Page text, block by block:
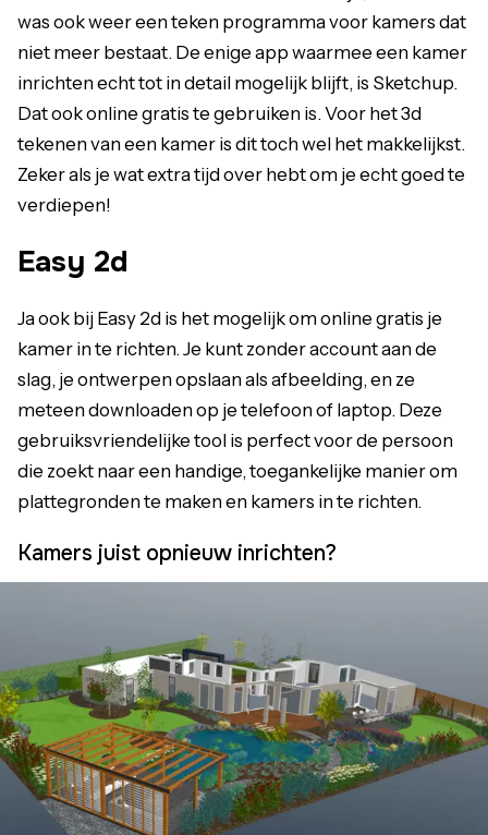
was ook weer een teken programma voor kamers dat
niet meer bestaat. De enige app waarmee een kamer
inrichten echt tot in detail mogelijk blijft, is Sketchup.
Dat ook online gratis te gebruiken is. Voor het 3d
tekenen van een kamer is dit toch wel het makkelijkst.
Zeker als je wat extra tijd over hebt om je echt goed te
verdiepen!
Easy 2d
Ja ook bij Easy 2d is het mogelijk om online gratis je
kamer in te richten. Je kunt zonder account aan de
slag, je ontwerpen opslaan als afbeelding, en ze
meteen downloaden op je telefoon of laptop. Deze
gebruiksvriendelijke tool is perfect voor de persoon
die zoekt naar een handige, toegankelijke manier om
plattegronden te maken en kamers in te richten.
Kamers juist opnieuw inrichten?